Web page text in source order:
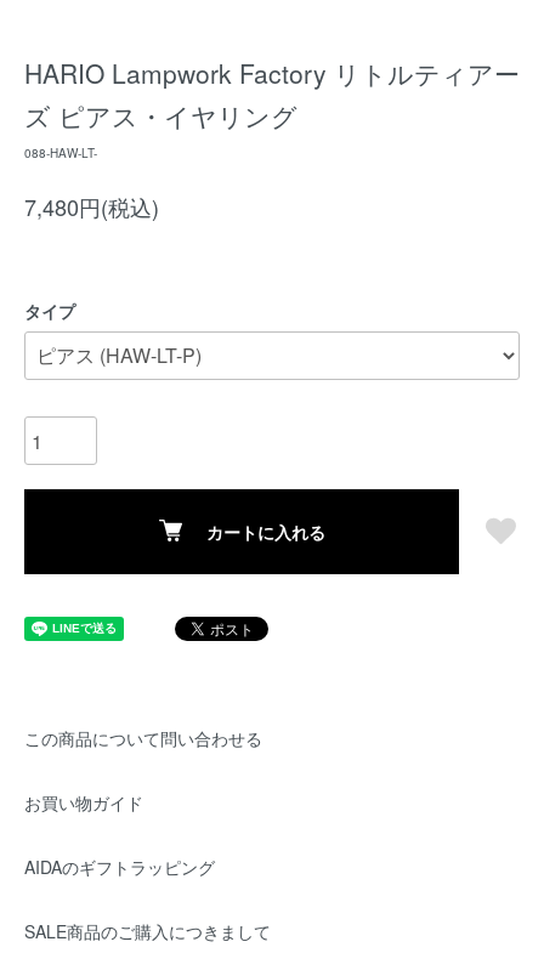
HARIO Lampwork Factory リトルティアー
ズ ピアス・イヤリング
088-HAW-LT-
7,480円(税込)
タイプ
カートに入れる
この商品について問い合わせる
お買い物ガイド
AIDAのギフトラッピング
SALE商品のご購入につきまして